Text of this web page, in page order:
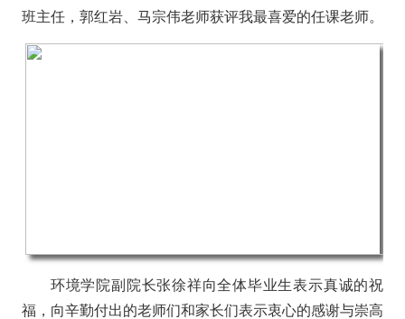
班主任，郭红岩、马宗伟老师获评我最喜爱的任课老师。
环境学院副院长张徐祥向全体毕业生表示真诚的祝
福，向辛勤付出的老师们和家长们表示衷心的感谢与崇高